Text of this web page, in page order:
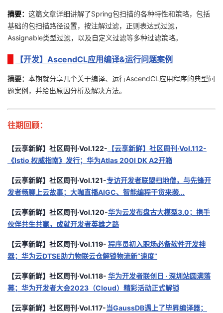
摘要： 这篇文章详细讲解了Spring包扫描的各种特性和策略，包括
基础的包扫描路径设置，按注解过滤，正则表达式过滤，
Assignable类型过滤，以及自定义过滤等多种过滤策略。
【开发】AscendCL应用编译&运行问题案例
摘要： 本期就分享几个关于编译、运行AscendCL应用程序的典型问
题案例，并给出原因分析及解决方法。
往期回顾：
【云享新鲜】社区周刊·Vol.122- 【云享新鲜】社区周刊·Vol.112-
《Istio 权威指南》发行；华为Atlas 200I DK A2开箱
【云享新鲜】社区周刊·Vol.121-专访开发者联盟扫地僧，与先锋开
发者畅聊上云故事；大咖直播AIGC、智能编程干货来袭...
【云享新鲜】社区周刊·Vol.120-华为云发布盘古大模型3.0；携手
伙伴共生共赢，成就开发者英雄之路
【云享新鲜】社区周刊·Vol.119- 程序员初入职场必备软件开发神
器；华为云DTSE助力物联云仓解锁物流新“速度”
【云享新鲜】社区周刊·Vol.118- 华为开发者联创日 · 深圳站圆满落
幕；华为开发者大会2023（Cloud）精彩活动正式解锁
【云享新鲜】社区周刊·Vol.117-当GaussDB遇上了毕昇编译器；